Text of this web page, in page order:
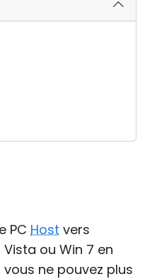
PC Host vers
Vista ou Win 7 en
ne pouvez plus